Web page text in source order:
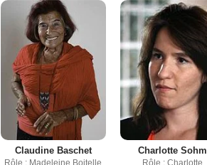
Claudine Baschet
Rôle : Madeleine Boitelle
Charlotte Sohm
Rôle : Charlotte